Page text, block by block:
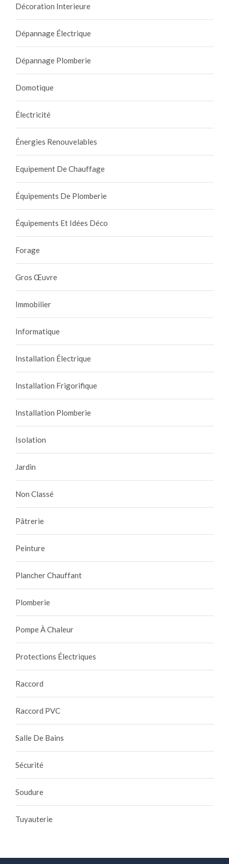
Décoration Interieure
Dépannage Électrique
Dépannage Plomberie
Domotique
Électricité
Énergies Renouvelables
Equipement De Chauffage
Équipements De Plomberie
Équipements Et Idées Déco
Forage
Gros Œuvre
Immobilier
Informatique
Installation Électrique
Installation Frigorifique
Installation Plomberie
Isolation
Jardin
Non Classé
Pâtrerie
Peinture
Plancher Chauffant
Plomberie
Pompe À Chaleur
Protections Électriques
Raccord
Raccord PVC
Salle De Bains
Sécurité
Soudure
Tuyauterie